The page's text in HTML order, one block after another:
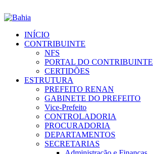
INÍCIO
CONTRIBUINTE
NFS
PORTAL DO CONTRIBUINTE
CERTIDÕES
ESTRUTURA
PREFEITO RENAN
GABINETE DO PREFEITO
Vice-Prefeito
CONTROLADORIA
PROCURADORIA
DEPARTAMENTOS
SECRETARIAS